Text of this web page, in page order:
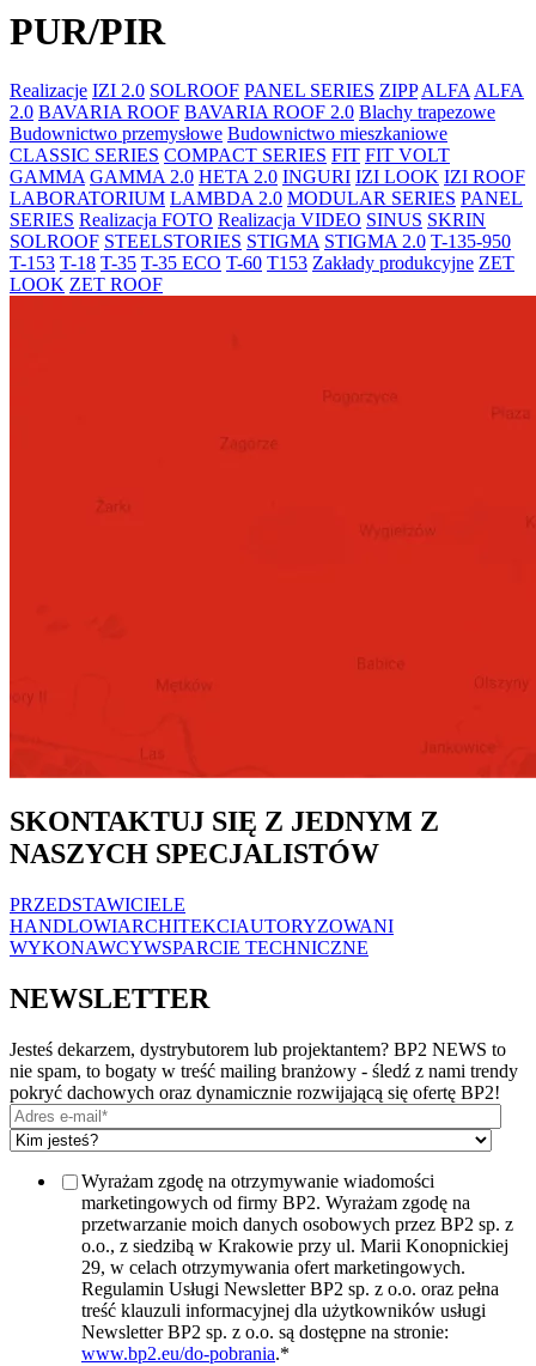
PUR/PIR
Realizacje IZI 2.0 SOLROOF PANEL SERIES ZIPP ALFA ALFA
2.0 BAVARIA ROOF BAVARIA ROOF 2.0 Blachy trapezowe
Budownictwo przemysłowe Budownictwo mieszkaniowe
CLASSIC SERIES COMPACT SERIES FIT FIT VOLT
GAMMA GAMMA 2.0 HETA 2.0 INGURI IZI LOOK IZI ROOF
LABORATORIUM LAMBDA 2.0 MODULAR SERIES PANEL
SERIES Realizacja FOTO Realizacja VIDEO SINUS SKRIN
SOLROOF STEELSTORIES STIGMA STIGMA 2.0 T-135-950
T-153 T-18 T-35 T-35 ECO T-60 T153 Zakłady produkcyjne ZET
LOOK ZET ROOF
SKONTAKTUJ SIĘ Z JEDNYM Z
NASZYCH SPECJALISTÓW
PRZEDSTAWICIELE
HANDLOWIARCHITEKCIAUTORYZOWANI
WYKONAWCYWSPARCIE TECHNICZNE
NEWSLETTER
Jesteś dekarzem, dystrybutorem lub projektantem? BP2 NEWS to
nie spam, to bogaty w treść mailing branżowy - śledź z nami trendy
pokryć dachowych oraz dynamicznie rozwijającą się ofertę BP2!
Wyrażam zgodę na otrzymywanie wiadomości
marketingowych od firmy BP2. Wyrażam zgodę na
przetwarzanie moich danych osobowych przez BP2 sp. z
o.o., z siedzibą w Krakowie przy ul. Marii Konopnickiej
29, w celach otrzymywania ofert marketingowych.
Regulamin Usługi Newsletter BP2 sp. z o.o. oraz pełna
treść klauzuli informacyjnej dla użytkowników usługi
Newsletter BP2 sp. z o.o. są dostępne na stronie:
www.bp2.eu/do-pobrania.*